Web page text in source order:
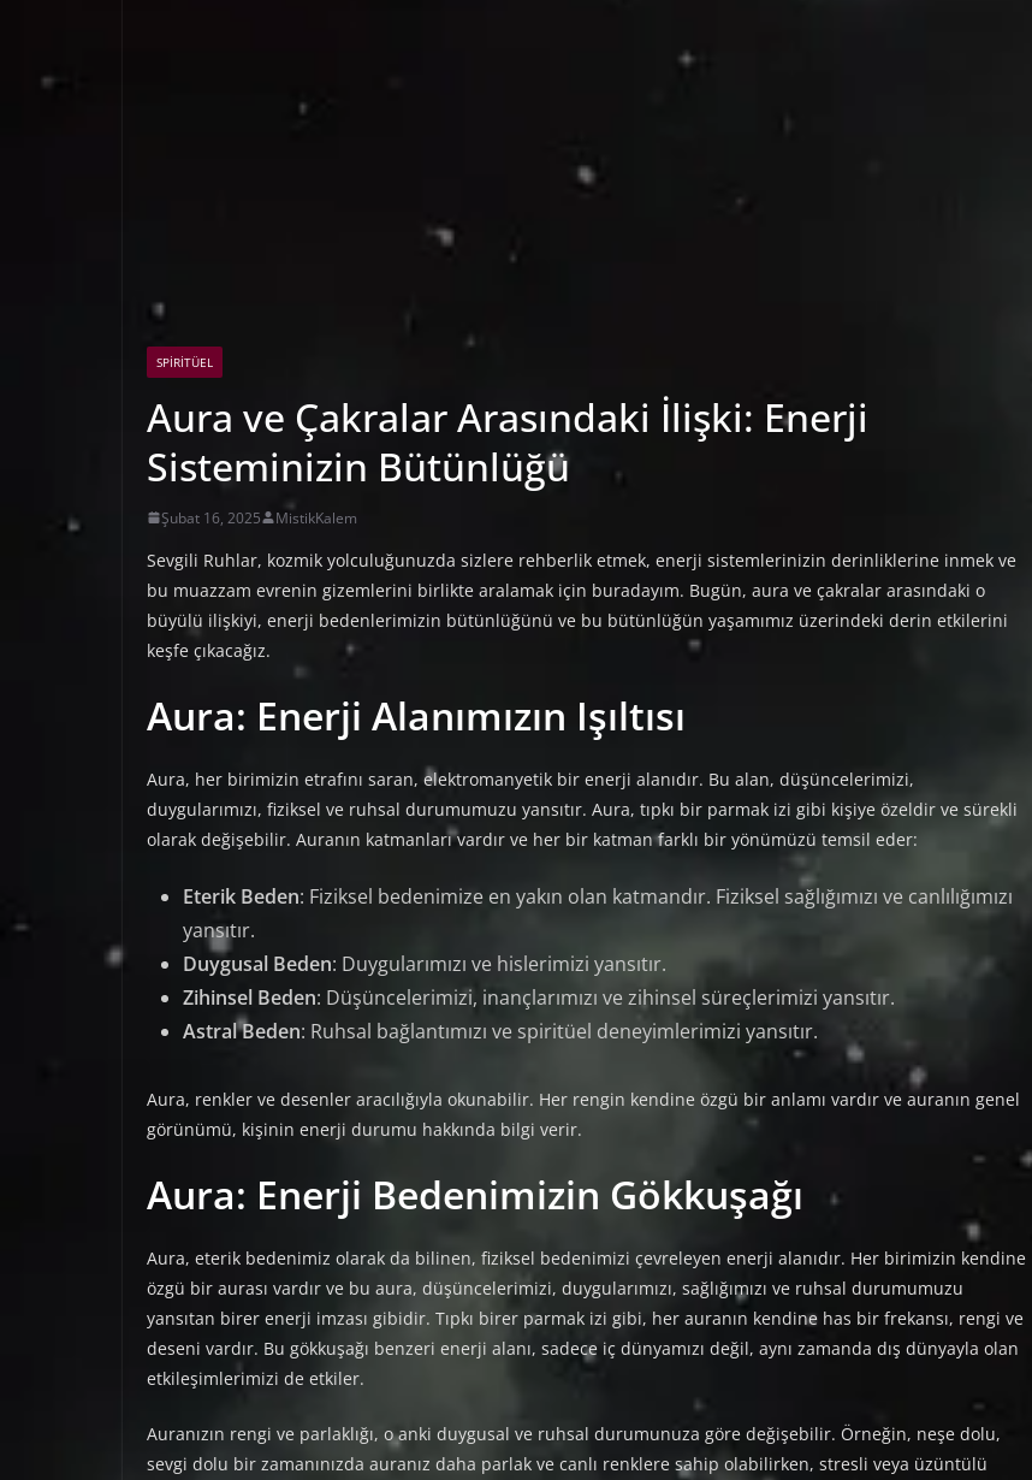
SPIRITÜEL
Aura ve Çakralar Arasındaki İlişki: Enerji
Sisteminizin Bütünlüğü
Şubat 16, 2025 MistikKalem
Sevgili Ruhlar, kozmik yolculuğunuzda sizlere rehberlik etmek, enerji sistemlerinizin derinliklerine inmek ve
bu muazzam evrenin gizemlerini birlikte aralamak için buradayım. Bugün, aura ve çakralar arasındaki o
büyülü ilişkiyi, enerji bedenlerimizin bütünlüğünü ve bu bütünlüğün yaşamımız üzerindeki derin etkilerini
keşfe çıkacağız.
Aura: Enerji Alanımızın Işıltısı
Aura, her birimizin etrafını saran, elektromanyetik bir enerji alanıdır. Bu alan, düşüncelerimizi,
duygularımızı, fiziksel ve ruhsal durumumuzu yansıtır. Aura, tıpkı bir parmak izi gibi kişiye özeldir ve sürekli
olarak değişebilir. Auranın katmanları vardır ve her bir katman farklı bir yönümüzü temsil eder:
Eterik Beden: Fiziksel bedenimize en yakın olan katmandır. Fiziksel sağlığımızı ve canlılığımızı
yansıtır.
Duygusal Beden: Duygularımızı ve hislerimizi yansıtır.
Zihinsel Beden: Düşüncelerimizi, inançlarımızı ve zihinsel süreçlerimizi yansıtır.
Astral Beden: Ruhsal bağlantımızı ve spiritüel deneyimlerimizi yansıtır.
Aura, renkler ve desenler aracılığıyla okunabilir. Her rengin kendine özgü bir anlamı vardır ve auranın genel
görünümü, kişinin enerji durumu hakkında bilgi verir.
Aura: Enerji Bedenimizin Gökkuşağı
Aura, eterik bedenimiz olarak da bilinen, fiziksel bedenimizi çevreleyen enerji alanıdır. Her birimizin kendine
özgü bir aurası vardır ve bu aura, düşüncelerimizi, duygularımızı, sağlığımızı ve ruhsal durumumuzu
yansıtan birer enerji imzası gibidir. Tıpkı birer parmak izi gibi, her auranın kendine has bir frekansı, rengi ve
deseni vardır. Bu gökkuşağı benzeri enerji alanı, sadece iç dünyamızı değil, aynı zamanda dış dünyayla olan
etkileşimlerimizi de etkiler.
Auranızın rengi ve parlaklığı, o anki duygusal ve ruhsal durumunuza göre değişebilir. Örneğin, neşe dolu,
sevgi dolu bir zamanınızda auranız daha parlak ve canlı renklere sahip olabilirken, stresli veya üzüntülü